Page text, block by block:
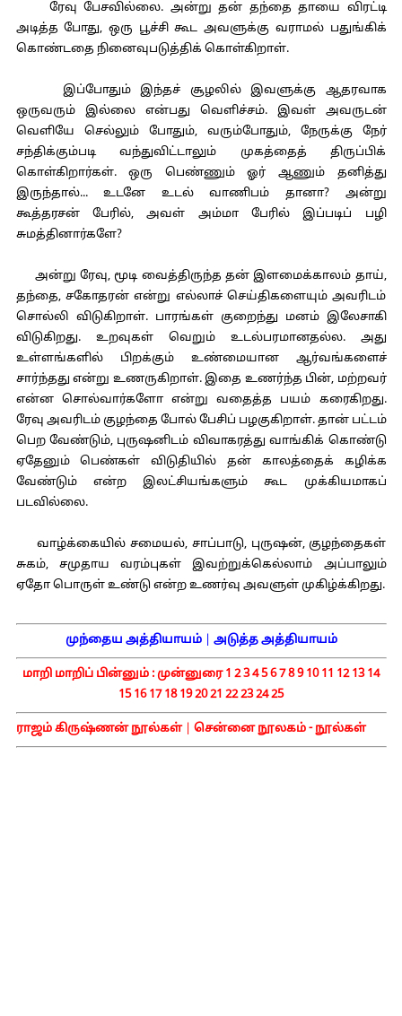
ரேவு பேசவில்லை. அன்று தன் தந்தை தாயை விரட்டி
அடித்த போது, ஒரு பூச்சி கூட அவளுக்கு வராமல் பதுங்கிக்
கொண்டதை நினைவுபடுத்திக் கொள்கிறாள்.
இப்போதும் இந்தச் சூழலில் இவளுக்கு ஆதரவாக
ஒருவரும் இல்லை என்பது வெளிச்சம். இவள் அவருடன்
வெளியே செல்லும் போதும், வரும்போதும், நேருக்கு நேர்
சந்திக்கும்படி வந்துவிட்டாலும் முகத்தைத் திருப்பிக்
கொள்கிறார்கள். ஒரு பெண்ணும் ஓர் ஆணும் தனித்து
இருந்தால்... உடனே உடல் வாணிபம் தானா? அன்று
கூத்தரசன் பேரில், அவள் அம்மா பேரில் இப்படிப் பழி
சுமத்தினார்களே?
அன்று ரேவு, மூடி வைத்திருந்த தன் இளமைக்காலம் தாய்,
தந்தை, சகோதரன் என்று எல்லாச் செய்திகளையும் அவரிடம்
சொல்லி விடுகிறாள். பாரங்கள் குறைந்து மனம் இலேசாகி
விடுகிறது. உறவுகள் வெறும் உடல்பரமானதல்ல. அது
உள்ளங்களில் பிறக்கும் உண்மையான ஆர்வங்களைச்
சார்ந்தது என்று உணருகிறாள். இதை உணர்ந்த பின், மற்றவர்
என்ன சொல்வார்களோ என்று வதைத்த பயம் கரைகிறது.
ரேவு அவரிடம் குழந்தை போல் பேசிப் பழகுகிறாள். தான் பட்டம்
பெற வேண்டும், புருஷனிடம் விவாகரத்து வாங்கிக் கொண்டு
ஏதேனும் பெண்கள் விடுதியில் தன் காலத்தைக் கழிக்க
வேண்டும் என்ற இலட்சியங்களும் கூட முக்கியமாகப்
படவில்லை.
வாழ்க்கையில் சமையல், சாப்பாடு, புருஷன், குழந்தைகள்
சுகம், சமுதாய வரம்புகள் இவற்றுக்கெல்லாம் அப்பாலும்
ஏதோ பொருள் உண்டு என்ற உணர்வு அவளுள் முகிழ்க்கிறது.
முந்தைய அத்தியாயம்| அடுத்த அத்தியாயம்
மாறி மாறிப் பின்னும் :முன்னுரை1 234567891011 121314
15161718192021 22232425
ராஜம் கிருஷ்ணன் நூல்கள்| சென்னை நூலகம் - நூல்கள்